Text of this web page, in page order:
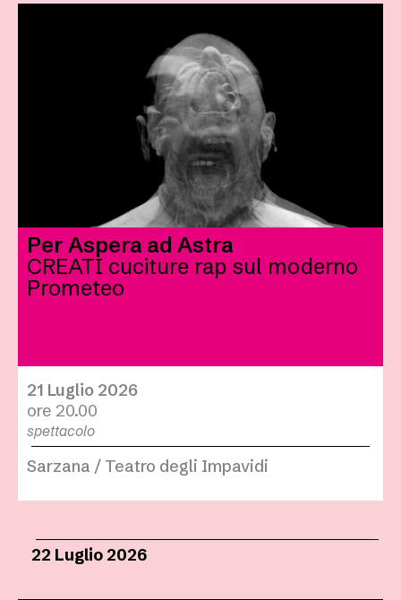
Per Aspera ad Astra
CREATI cuciture rap sul moderno
Prometeo
21 Luglio 2026
ore 20.00
spettacolo
Sarzana / Teatro degli Impavidi
22 Luglio 2026